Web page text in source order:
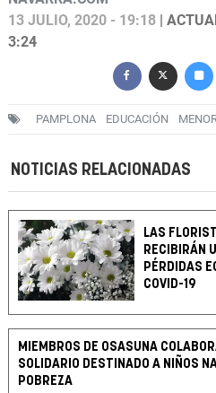
13 JULIO, 2020 - 19:18 |
3:24
PAMPLONA EDUCACIÓN
NOTICIAS RELACIONADAS
LAS
RECIBIRÁN
PÉRDIDAS
COVID-19
MIEMBROS DE OSASUNA
SOLIDARIO DESTINADO A NIÑOS
POBREZA